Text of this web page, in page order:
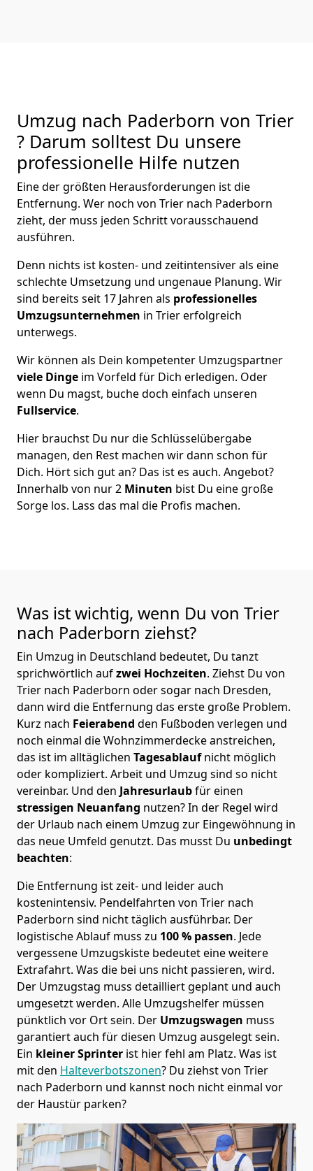
Umzug nach Paderborn von Trier
? Darum solltest Du unsere
professionelle Hilfe nutzen
Eine der größten Herausforderungen ist die
Entfernung. Wer noch von Trier nach Paderborn
zieht, der muss jeden Schritt vorausschauend
ausführen.
Denn nichts ist kosten- und zeitintensiver als eine
schlechte Umsetzung und ungenaue Planung. Wir
sind bereits seit 17 Jahren als professionelles
Umzugsunternehmen in Trier erfolgreich
unterwegs.
Wir können als Dein kompetenter Umzugspartner
viele Dinge im Vorfeld für Dich erledigen. Oder
wenn Du magst, buche doch einfach unseren
Fullservice.
Hier brauchst Du nur die Schlüsselübergabe
managen, den Rest machen wir dann schon für
Dich. Hört sich gut an? Das ist es auch. Angebot?
Innerhalb von nur 2 Minuten bist Du eine große
Sorge los. Lass das mal die Profis machen.
Was ist wichtig, wenn Du von Trier
nach Paderborn ziehst?
Ein Umzug in Deutschland bedeutet, Du tanzt
sprichwörtlich aufzwei Hochzeiten. Ziehst Du von
Trier nach Paderborn oder sogar nach Dresden,
dann wird die Entfernung das erste große Problem.
Kurz nach Feierabend den Fußboden verlegen und
noch einmal die Wohnzimmerdecke anstreichen,
das ist im alltäglichen Tagesablaufnicht möglich
oder kompliziert. Arbeit und Umzug sind so nicht
vereinbar. Und den Jahresurlaubfür einen
stressigen Neuanfang nutzen? In der Regel wird
der Urlaub nach einem Umzug zur Eingewöhnung in
das neue Umfeld genutzt. Das musst Du unbedingt
beachten:
Die Entfernung ist zeit- und leider auch
kostenintensiv. Pendelfahrten von Trier nach
Paderborn sind nicht täglich ausführbar. Der
logistische Ablauf muss zu 100 % passen. Jede
vergessene Umzugskiste bedeutet eine weitere
Extrafahrt. Was die bei uns nicht passieren, wird.
Der Umzugstag muss detailliert geplant und auch
umgesetzt werden. Alle Umzugshelfer müssen
pünktlich vor Ort sein. Der Umzugswagen muss
garantiert auch für diesen Umzug ausgelegt sein.
Ein kleiner Sprinter ist hier fehl am Platz. Was ist
mit den Halteverbotszonen? Du ziehst von Trier
nach Paderborn und kannst noch nicht einmal vor
der Haustür parken?